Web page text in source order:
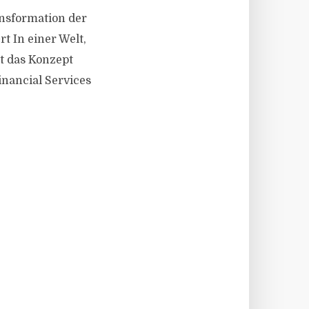
der
In einer Welt,
das Konzept
Services